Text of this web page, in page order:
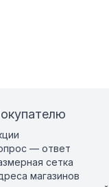
— ответ
сетка
магазинов